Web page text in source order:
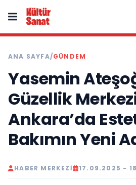
ANA SAYFA/GÜNDEM
Yasemin
Güzellik
Ankara’da
Bakımın Yeni
HABER MERKEZI 17.09.2025 -